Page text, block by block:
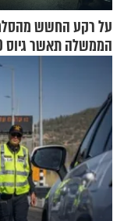
על רקע החשש